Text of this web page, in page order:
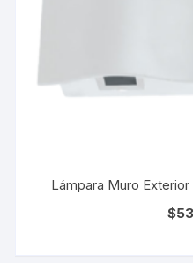
Lámpara Muro
$